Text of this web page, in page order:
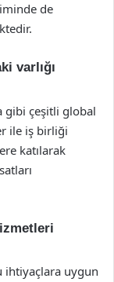
de
varlığı
gibi çeşitli global
ile iş birliği
katılarak
ihtiyaçlara uygun